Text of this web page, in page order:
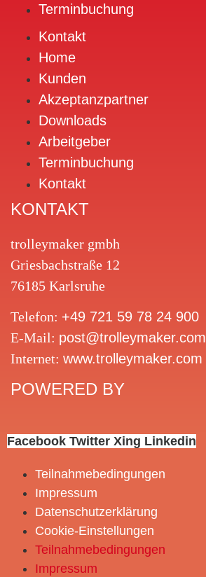
Terminbuchung
Kontakt
Home
Kunden
Akzeptanzpartner
Downloads
Arbeitgeber
Terminbuchung
Kontakt
KONTAKT
trolleymaker gmbh
Griesbachstraße 12
76185 Karlsruhe
Telefon: +49 721 59 78 24 900
E-Mail: post@trolleymaker.com
Internet: www.trolleymaker.com
POWERED BY
Facebook Twitter Xing Linkedin
Teilnahmebedingungen
Impressum
Datenschutzerklärung
Cookie-Einstellungen
Teilnahmebedingungen
Impressum